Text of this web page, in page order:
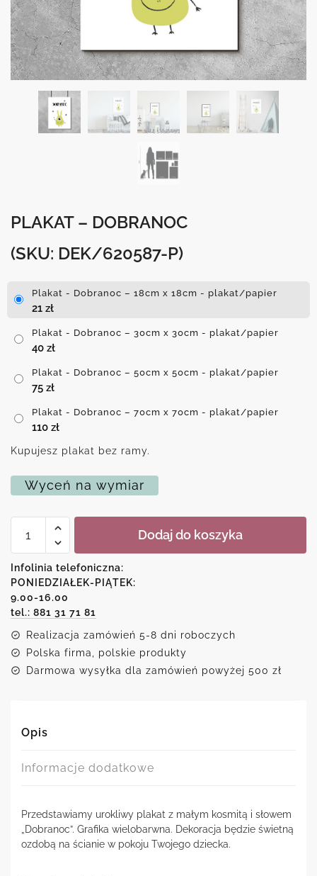
PLAKAT – DOBRANOC
(SKU: DEK/620587-P)
Plakat - Dobranoc – 18cm x 18cm - plakat/papier
21 zł
Plakat - Dobranoc – 30cm x 30cm - plakat/papier
40 zł
Plakat - Dobranoc – 50cm x 50cm - plakat/papier
75 zł
Plakat - Dobranoc – 70cm x 70cm - plakat/papier
110 zł
Kupujesz plakat bez ramy.
Wyceń na wymiar
Plakat
Dodaj do koszyka
Infolinia telefoniczna:
PONIEDZIAŁEK-PIĄTEK:
9.00-16.00
tel.: 881 31 71 81
Realizacja zamówień 5-8 dni roboczych
Polska firma, polskie produkty
Darmowa wysyłka dla zamówień powyżej 500 zł
Opis
Informacje dodatkowe
Przedstawiamy urokliwy plakat z małym kosmitą i słowem
„Dobranoc”. Grafika wielobarwna. Dekoracja będzie świetną
ozdobą na ścianie w pokoju Twojego dziecka.